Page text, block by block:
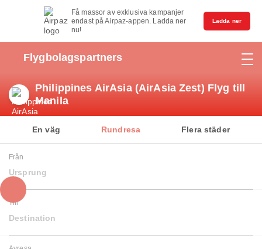
Få massor av exklusiva kampanjer
endast på Airpaz-appen. Ladda ner
nu!
Ladda ner
Flygbolagspartners
Philippines AirAsia (AirAsia Zest) Flyg till
Manila
En väg Rundresa Flera städer
Från
Ursprung
Till
Destination